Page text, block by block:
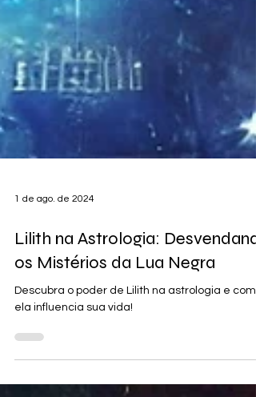
1 de ago. de 2024
Lilith na Astrologia:
os Mistérios da Lua Negra
ela influencia sua vida!